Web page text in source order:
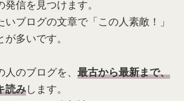
信を見つけます。
ブログの文章で「この人素敵！」
多いです。
のブログを、 最古から最新まで、
読みします。